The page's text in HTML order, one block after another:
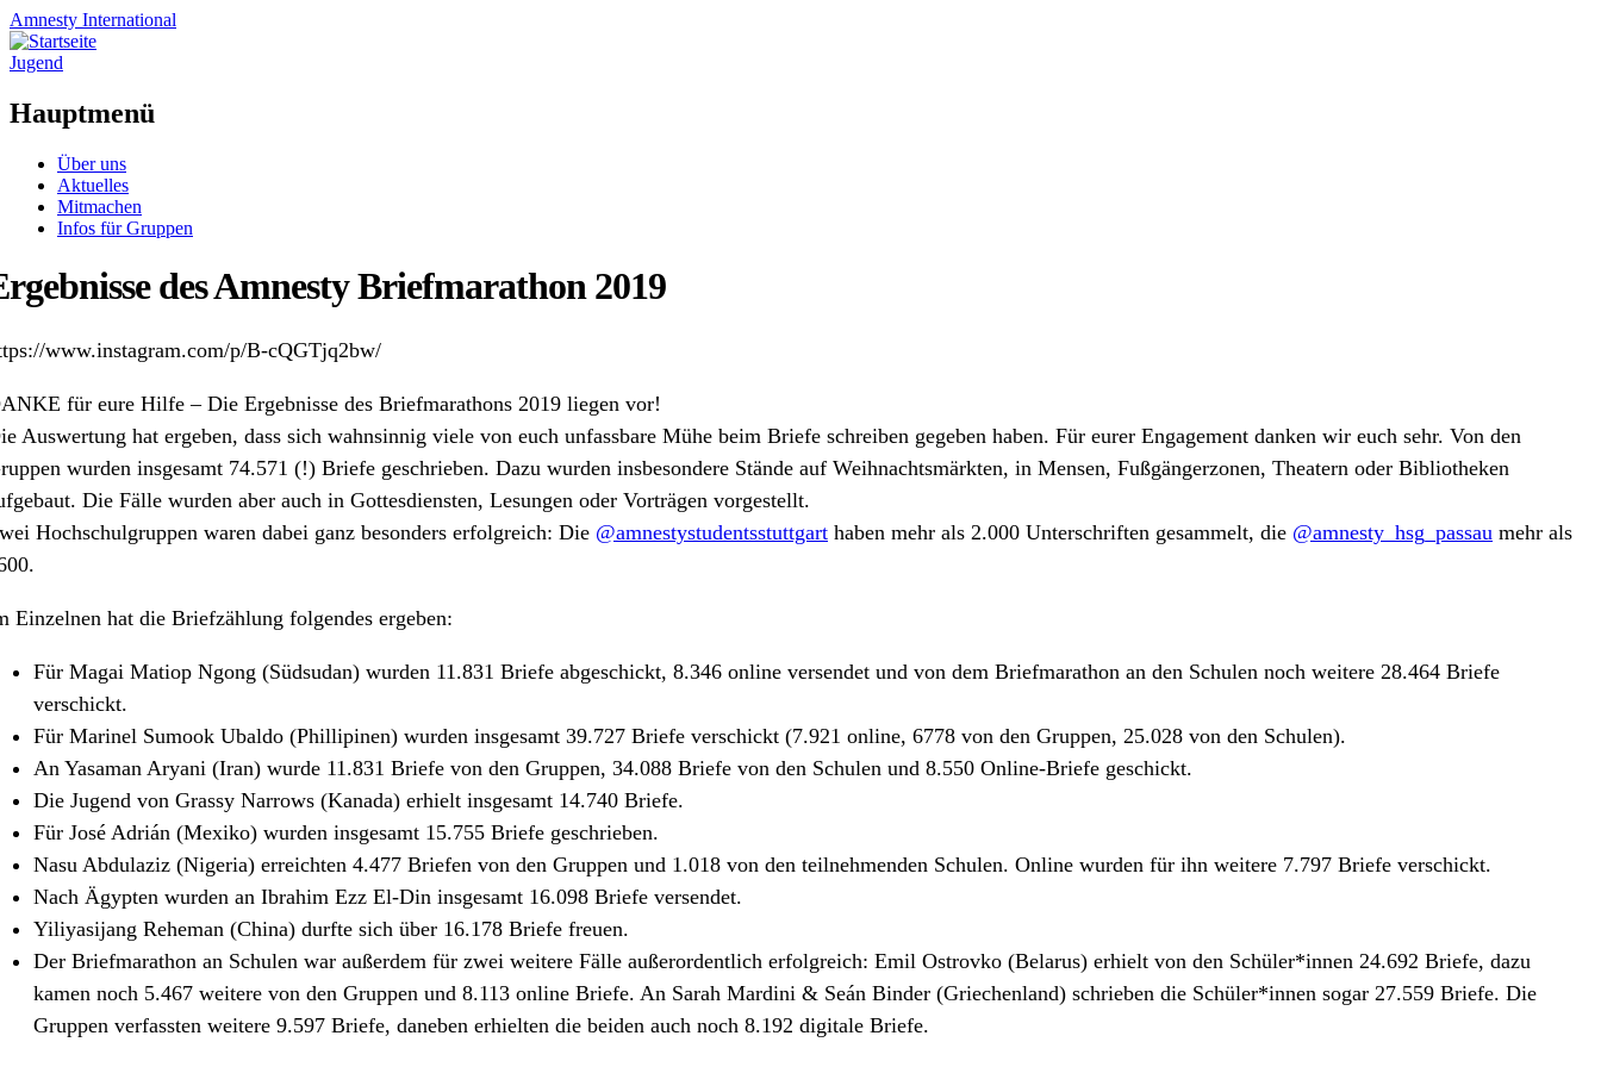
Amnesty International
Jugend
Hauptmenü
Zum
Inhalt
springen
Über uns
Aktuelles
Mitmachen
Infos für Gruppen
des Amnesty Briefmarathon 2019
www.instagram.com/p/B-cQGTjq2bw/
für eure Hilfe – Die Ergebnisse des Briefmarathons 2019 liegen vor!
Auswertung hat ergeben, dass sich wahnsinnig viele von euch unfassbare Mühe beim Briefe schreiben gegeben haben. Für eurer Engagement danken wir euch sehr. Von den
wurden insgesamt 74.571 (!) Briefe geschrieben. Dazu wurden insbesondere Stände auf Weihnachtsmärkten, in Mensen, Fußgängerzonen, Theatern oder Bibliotheken
Die Fälle wurden aber auch in Gottesdiensten, Lesungen oder Vorträgen vorgestellt.
Hochschulgruppen waren dabei ganz besonders erfolgreich: Die @amnestystudentsstuttgart haben mehr als 2.000 Unterschriften gesammelt, die @amnesty_hsg_passau mehr als
Einzelnen hat die Briefzählung folgendes ergeben:
Für Magai Matiop Ngong (Südsudan) wurden 11.831 Briefe abgeschickt, 8.346 online versendet und von dem Briefmarathon an den Schulen noch weitere 28.464 Briefe
verschickt.
Für Marinel Sumook Ubaldo (Phillipinen) wurden insgesamt 39.727 Briefe verschickt (7.921 online, 6778 von den Gruppen, 25.028 von den Schulen).
An Yasaman Aryani (Iran) wurde 11.831 Briefe von den Gruppen, 34.088 Briefe von den Schulen und 8.550 Online-Briefe geschickt.
Die Jugend von Grassy Narrows (Kanada) erhielt insgesamt 14.740 Briefe.
Für José Adrián (Mexiko) wurden insgesamt 15.755 Briefe geschrieben.
Nasu Abdulaziz (Nigeria) erreichten 4.477 Briefen von den Gruppen und 1.018 von den teilnehmenden Schulen. Online wurden für ihn weitere 7.797 Briefe verschickt.
Nach Ägypten wurden an Ibrahim Ezz El-Din insgesamt 16.098 Briefe versendet.
Yiliyasijang Reheman (China) durfte sich über 16.178 Briefe freuen.
Der Briefmarathon an Schulen war außerdem für zwei weitere Fälle außerordentlich erfolgreich: Emil Ostrovko (Belarus) erhielt von den Schüler*innen 24.692 Briefe, dazu
kamen noch 5.467 weitere von den Gruppen und 8.113 online Briefe. An Sarah Mardini & Seán Binder (Griechenland) schrieben die Schüler*innen sogar 27.559 Briefe. Die
Gruppen verfassten weitere 9.597 Briefe, daneben erhielten die beiden auch noch 8.192 digitale Briefe.